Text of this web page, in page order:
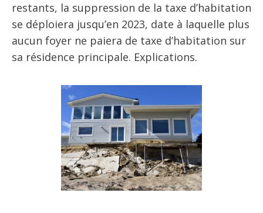
restants, la suppression de la taxe d’habitation
se déploiera jusqu’en 2023, date à laquelle plus
aucun foyer ne paiera de taxe d’habitation sur
sa résidence principale. Explications.